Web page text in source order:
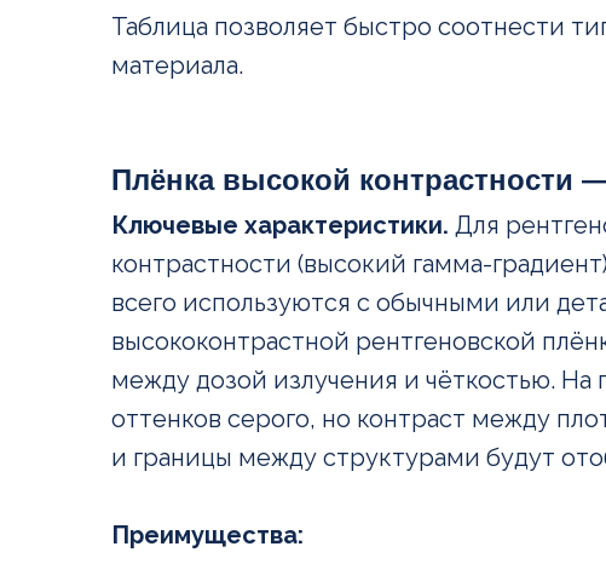
Таблица позволяет быстро соотнести
материала.
Плёнка высокой контрастности
Ключевые характеристики. Для
контрастности (высокий гамма-
всего используются с обычными или
высококонтрастной рентгеновской
между дозой излучения и чёткостью.
оттенков серого, но контраст между
и границы между структурами будут
Преимущества: